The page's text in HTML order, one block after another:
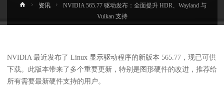
首
资讯
NVIDIA 565.77 驱动发布：全面提升 HDR、Wayland 与
Vulkan 支持
NVIDIA 最近发布了 Linux 显示驱动程序的新版本 565.77，现已可供
下载。此版本带来了多个重要更新，特别是图形硬件的改进，推荐给
所有需要最新硬件支持的用户。